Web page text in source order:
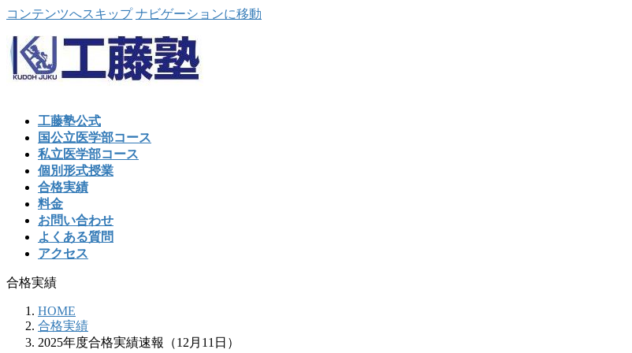
コンテンツへスキップ ナビゲーションに移動
工藤塾公式
国公立医学部コース
私立医学部コース
個別形式授業
合格実績
料金
お問い合わせ
よくある質問
アクセス
合格実績
HOME
合格実績
2025年度合格実績速報（12月11日）